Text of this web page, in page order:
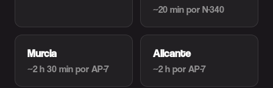
~20 min por N-340
Murcia
~2 h 30 min por AP-7
Alicante
~2 h por AP-7